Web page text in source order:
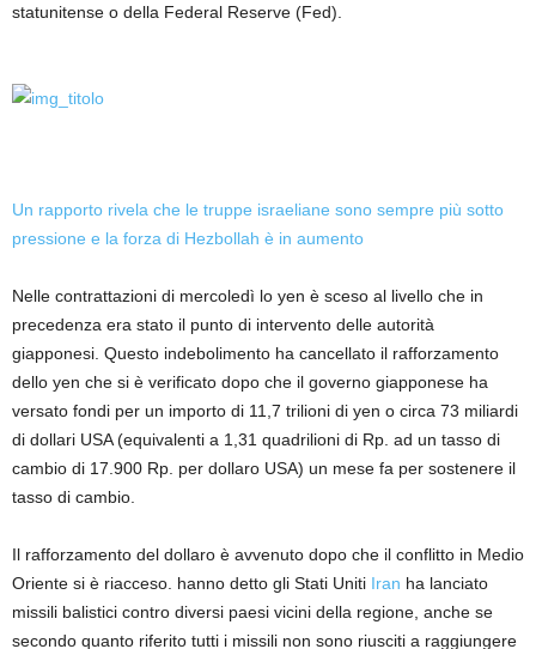
statunitense o della Federal Reserve (Fed).
Un rapporto rivela che le truppe israeliane sono sempre più sotto
pressione e la forza di Hezbollah è in aumento
Nelle contrattazioni di mercoledì lo yen è sceso al livello che in
precedenza era stato il punto di intervento delle autorità
giapponesi. Questo indebolimento ha cancellato il rafforzamento
dello yen che si è verificato dopo che il governo giapponese ha
versato fondi per un importo di 11,7 trilioni di yen o circa 73 miliardi
di dollari USA (equivalenti a 1,31 quadrilioni di Rp. ad un tasso di
cambio di 17.900 Rp. per dollaro USA) un mese fa per sostenere il
tasso di cambio.
Il rafforzamento del dollaro è avvenuto dopo che il conflitto in Medio
Oriente si è riacceso. hanno detto gli Stati Uniti Iran ha lanciato
missili balistici contro diversi paesi vicini della regione, anche se
secondo quanto riferito tutti i missili non sono riusciti a raggiungere